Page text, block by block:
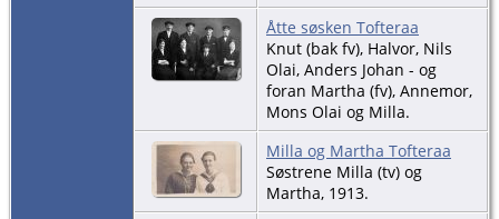
Åtte søsken Tofteraa
Knut (bak fv), Halvor, Nils
Olai, Anders Johan - og
foran Martha (fv), Annemor,
Mons Olai og Milla.
Milla og Martha Tofteraa
Søstrene Milla (tv) og
Martha, 1913.